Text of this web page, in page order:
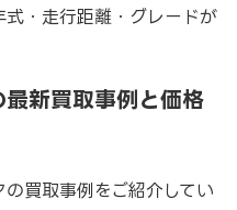
式・走行距離・グレードが
新買取事例と価格
買取事例をご紹介してい